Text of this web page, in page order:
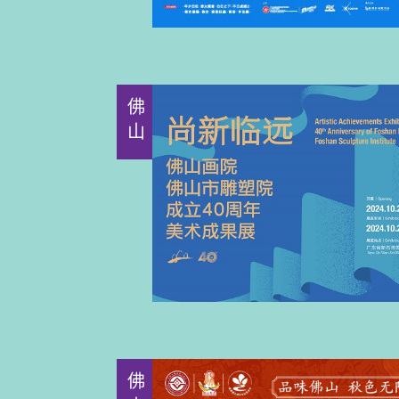
佛山